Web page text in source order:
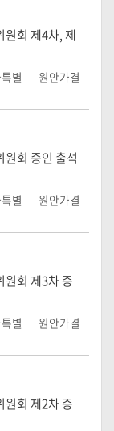
원회 제4차, 제
별
원안가결
회 증인 출석
별
원안가결
원회 제3차 증
별
원안가결
원회 제2차 증